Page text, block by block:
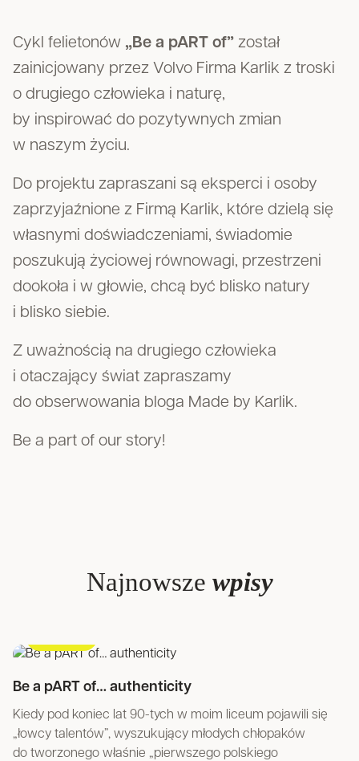
Cykl felietonów „Be a pART of” został
zainicjowany przez Volvo Firma Karlik z troski
o drugiego człowieka i naturę,
by inspirować do pozytywnych zmian
w naszym życiu.
Do projektu zapraszani są eksperci i osoby
zaprzyjaźnione z Firmą Karlik, które dzielą się
własnymi doświadczeniami, świadomie
poszukują życiowej równowagi, przestrzeni
dookoła i w głowie, chcą być blisko natury
i blisko siebie.
Z uważnością na drugiego człowieka
i otaczający świat zapraszamy
do obserwowania bloga Made by Karlik.
Be a part of our story!
Najnowsze wpisy
Be a pART of… authenticity
Kiedy pod koniec lat 90-tych w moim liceum pojawili się
„łowcy talentów”, wyszukujący młodych chłopaków
do tworzonego właśnie „pierwszego polskiego